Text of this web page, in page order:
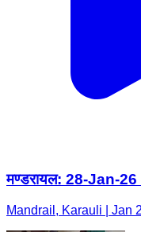
मण्डरायल: 28-Jan-
Mandrail, Karauli | Jan